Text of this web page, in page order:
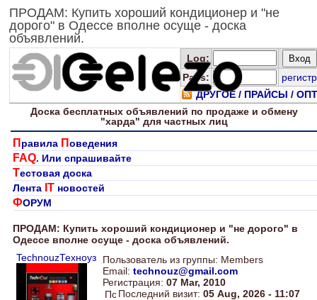
ПРОДАМ: Купить хороший кондиционер и "не
дорого" в Одессе вполне осуще - доска
объявлений.
Log:
Pass:
регистр
ДРУГОЕ / ПРАЙСЫ / ОПТ
Доскабесплатных объявлений по продаже и обмену
"харда" длячастных лиц
П равила Поведения
FAQ. Или спрашивайте
Тестовая доска
Лента IT новостей
ФОРУМ
ПРОДАМ: Купить хороший кондиционер и "не дорого" в
Одессе вполне осуще - доска объявлений.
TechnouzТехноуз
Пользователь из группы: Members
Email: technouz@gmail.com
Регистрация: 07 Mar, 2010
Последний визит: 05 Aug, 2026 - 11:07